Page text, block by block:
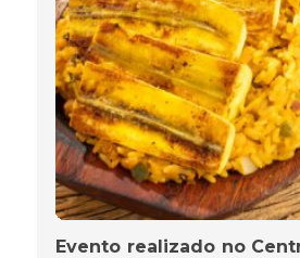
Evento realizado no